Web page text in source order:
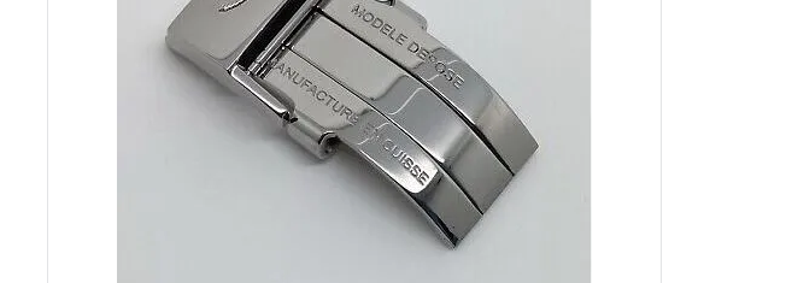
Казань
Волгоград
Кемерово
Воронеж
Краснодар
Красноярск